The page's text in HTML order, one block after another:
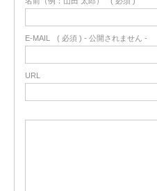
E-MAIL ( 必須 ) - 公開されません -
URL